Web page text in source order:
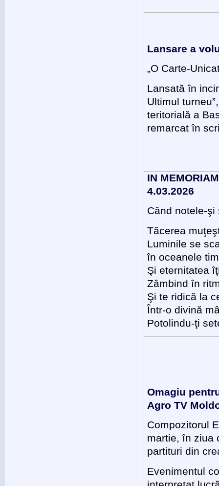
Lansare a
„O Carte-
Lansată în
Ultimul
teritorială a
remarcat în
IN
4.03.2026
Când notele-şi
Tăcerea
Luminile se
în oceanele
Şi eternitatea
Zâmbind în
Şi te ridică la
Într-o divină
Potolindu-ţi
Omagiu
Agro TV
Compozitorul
martie, în ziua
partituri din
Evenimentul